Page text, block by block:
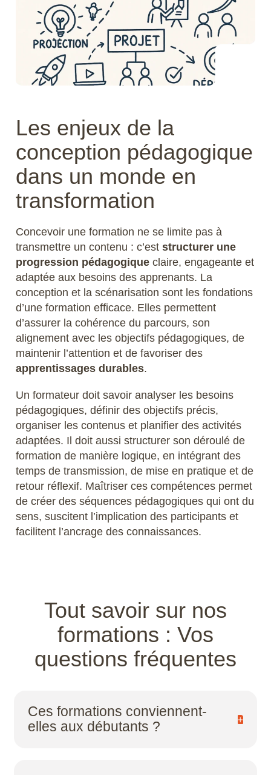
Les enjeux de la
conception pédagogique
dans un monde en
transformation
Concevoir une formation ne se limite pas à
transmettre un contenu : c’eststructurer une
progression pédagogiqueclaire, engageante et
adaptée aux besoins des apprenants. La
conception et la scénarisation sont les fondations
d’une formation efficace. Elles permettent
d’assurer la cohérence du parcours, son
alignement avec les objectifs pédagogiques, de
maintenir l’attention et de favoriser des
apprentissages durables.
Un formateur doit savoir analyser les besoins
pédagogiques, définir des objectifs précis,
organiser les contenus et planifier des activités
adaptées. Il doit aussi structurer son déroulé de
formation de manière logique, en intégrant des
temps de transmission, de mise en pratique et de
retour réflexif. Maîtriser ces compétences permet
de créer des séquences pédagogiques qui ont du
sens, suscitent l’implication des participants et
facilitent l’ancrage des connaissances.
Tout savoir sur nos
formations : Vos
questions fréquentes
Ces formations conviennent-
elles aux débutants ?